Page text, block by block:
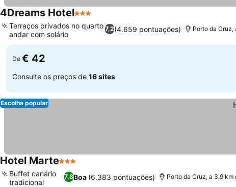
4Dreams Hotel3 Estrelas
7,2(4.659 pontuações)
Terraços privados no quarto
andar com solário
Porto da Cruz,
De € 42
Consulte os preços de 16 sites
Escolha popular
Hotel Marte3 Estrelas
7,8Boa (6.383 pontuações)
Buffet canário
tradicional
Porto da Cruz, a 3.9 km